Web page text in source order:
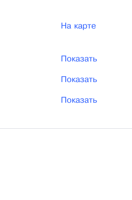
На карте
Показать
Показать
Показать